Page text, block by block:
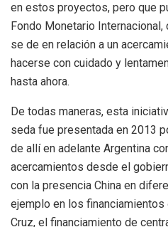
en estos proyectos, pero que
Fondo Monetario
se de en relación a un
hacerse con cuidado y
hasta ahora.
De todas maneras, esta
seda fue presentada en 2013
de allí en adelante Argentina
acercamientos desde el
con la presencia China en
ejemplo en los financiamientos
Cruz, el financiamiento de